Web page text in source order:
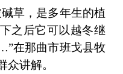
草，是多年生的植
之后它可以越冬继
在那曲市班戈县牧
众讲解。